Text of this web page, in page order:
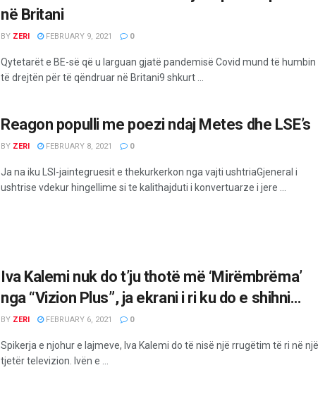
në Britani
BY ZERI FEBRUARY 9, 2021 0
Qytetarët e BE-së që u larguan gjatë pandemisë Covid mund të humbin
të drejtën për të qëndruar në Britani9 shkurt ...
Reagon populli me poezi ndaj Metes dhe LSE’s
BY ZERI FEBRUARY 8, 2021 0
Ja na iku LSI-jaintegruesit e thekurkerkon nga vajti ushtriaGjeneral i
ushtrise vdekur hingellime si te kalithajduti i konvertuarze i jere ...
Iva Kalemi nuk do t’ju thotë më ‘Mirëmbrëma’
nga “Vizion Plus”, ja ekrani i ri ku do e shihni…
BY ZERI FEBRUARY 6, 2021 0
Spikerja e njohur e lajmeve, Iva Kalemi do të nisë një rrugëtim të ri në një
tjetër televizion. Ivën e ...